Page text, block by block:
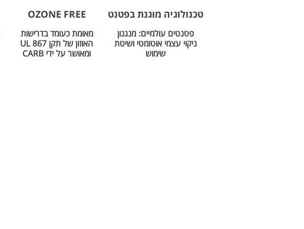
טכנולוגיה מוגנת בפטנט
פטנטים עולמיים: מנגנון
ניקוי עצמי אוטומטי ושיטת
שימוש
OZONE FREE
מאומת כעומד בדרישות
האוזון של תקן UL 867
ומאושר על ידי CARB